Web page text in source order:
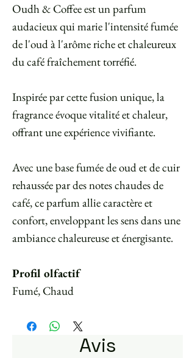
Oudh & Coffee est un parfum
audacieux qui marie l'intensité fumée
de l'oud à l'arôme riche et chaleureux
du café fraîchement torréfié.
Inspirée par cette fusion unique, la
fragrance évoque vitalité et chaleur,
offrant une expérience vivifiante.
Avec une base fumée de oud et de cuir
rehaussée par des notes chaudes de
café, ce parfum allie caractère et
confort, enveloppant les sens dans une
ambiance chaleureuse et énergisante.
Profil olfactif
Fumé, Chaud
Avis